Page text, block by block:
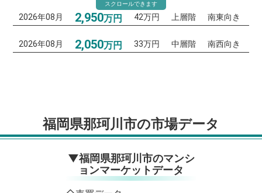
2026年08月 2,950万円 42万円 上層階 南東向き
2026年08月 2,050万円 33万円 中層階 南西向き
スクロールできます
福岡県那珂川市の市場データ
▼福岡県那珂川市のマンシ
ョンマーケットデータ